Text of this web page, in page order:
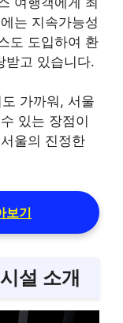
는 지속가능성
도 도입하여 환
받고 있습니다.
가까워, 서울
있는 장점이
울의 진정한
보기
설 소개